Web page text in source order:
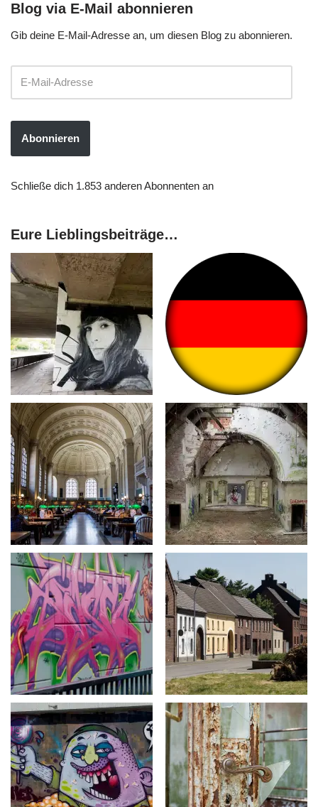
Blog via E-Mail abonnieren
Gib deine E-Mail-Adresse an, um diesen Blog zu abonnieren.
Abonnieren
Schließe dich 1.853 anderen Abonnenten an
Eure Lieblingsbeiträge…